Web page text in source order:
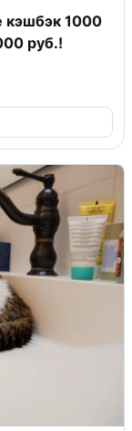
кэшбэк 1000
руб.!